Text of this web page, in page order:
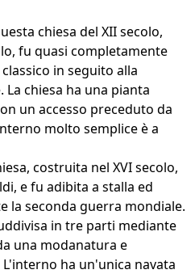
chiesa del XII secolo,
fu quasi completamente
in seguito alla
chiesa ha una pianta
un accesso preceduto da
molto semplice è a
costruita nel XVI secolo,
e fu adibita a stalla ed
la seconda guerra mondiale.
in tre parti mediante
una modanatura e
ha un'unica navata